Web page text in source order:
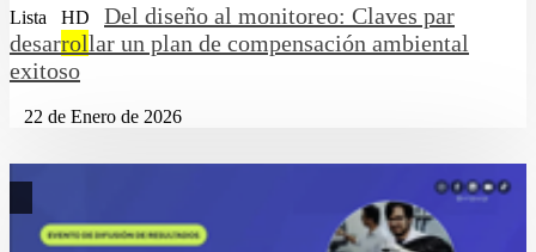
Lista HD
Del diseño al monitoreo: Claves par
desarrollar un plan de compensación ambiental
exitoso
22 de Enero de 2026